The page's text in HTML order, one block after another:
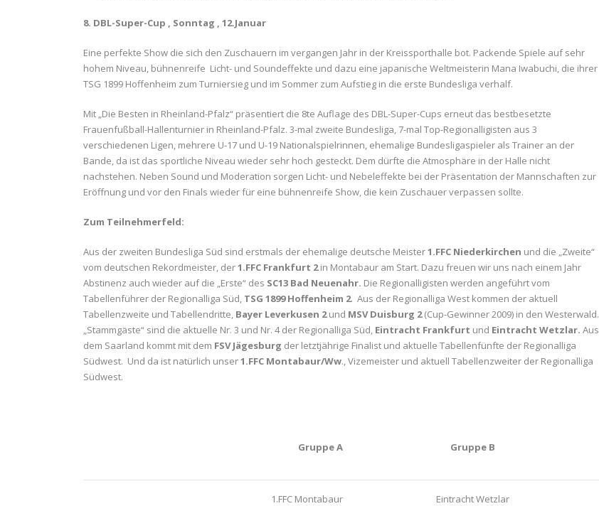
8. DBL-Super-Cup , Sonntag , 12.Januar
Eine perfekte Show die sich den Zuschauern im vergangen Jahr in der Kreissporthalle bot. Packende Spiele auf sehr
hohem Niveau, bühnenreife Licht- und Soundeffekte und dazu eine japanische Weltmeisterin Mana Iwabuchi, die ihrer
TSG 1899 Hoffenheim zum Turniersieg und im Sommer zum Aufstieg in die erste Bundesliga verhalf.
Mit „Die Besten in Rheinland-Pfalz“ präsentiert die 8te Auflage des DBL-Super-Cups erneut das bestbesetzte
Frauenfußball-Hallenturnier in Rheinland-Pfalz. 3-mal zweite Bundesliga, 7-mal Top-Regionalligisten aus 3
verschiedenen Ligen, mehrere U-17 und U-19 Nationalspielrinnen, ehemalige Bundesligaspieler als Trainer an der
Bande, da ist das sportliche Niveau wieder sehr hoch gesteckt. Dem dürfte die Atmosphäre in der Halle nicht
nachstehen. Neben Sound und Moderation sorgen Licht- und Nebeleffekte bei der Präsentation der Mannschaften zur
Eröffnung und vor den Finals wieder für eine bühnenreife Show, die kein Zuschauer verpassen sollte.
Zum Teilnehmerfeld:
Aus der zweiten Bundesliga Süd sind erstmals der ehemalige deutsche Meister1.FFC Niederkirchen und die „Zweite“
vom deutschen Rekordmeister, der1.FFC Frankfurt 2in Montabaur am Start. Dazu freuen wir uns nach einem Jahr
Abstinenz auch wieder auf die „Erste“ des SC13 Bad Neuenahr. Die Regionalligisten werden angeführt vom
Tabellenführer der Regionalliga Süd, TSG 1899 Hoffenheim 2. Aus der Regionalliga West kommen der aktuell
Tabellenzweite und Tabellendritte, Bayer Leverkusen 2und MSV Duisburg 2(Cup-Gewinner 2009) in den Westerwald.
„Stammgäste“ sind die aktuelle Nr. 3 und Nr. 4 der Regionalliga Süd, Eintracht Frankfurt und Eintracht Wetzlar. Aus
dem Saarland kommt mit dem FSV Jägesburg der letztjährige Finalist und aktuelle Tabellenfünfte der Regionalliga
Südwest. Und da ist natürlich unser1.FFC Montabaur/Ww., Vizemeister und aktuell Tabellenzweiter der Regionalliga
Südwest.
Gruppe A Gruppe B
1.FFC Montabaur Eintracht Wetzlar